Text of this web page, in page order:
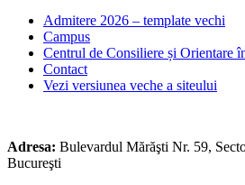
Admitere 2026 – template vechi
Campus
Centrul de Consiliere și Orientare
Contact
Vezi versiunea veche a siteului
Adresa: Bulevardul Mărăşti Nr. 59,
Bucureşti